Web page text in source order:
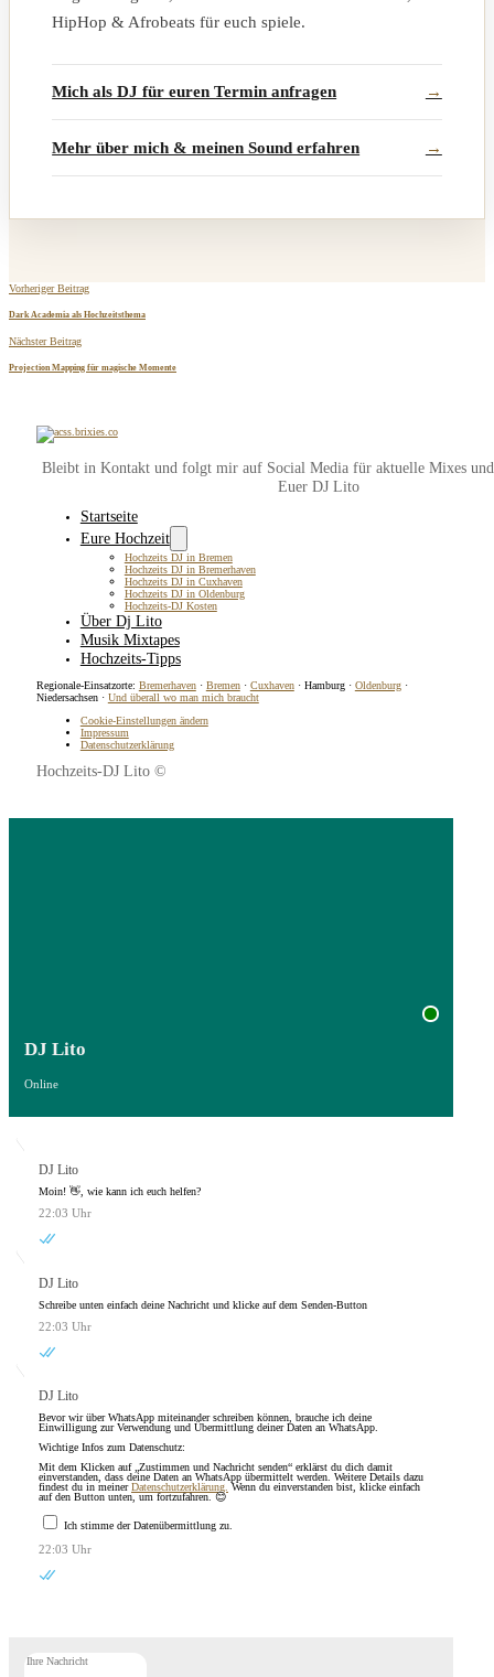
HipHop & Afrobeats für euch spiele.
Mich als DJ für euren Termin anfragen
Mehr über mich & meinen Sound erfahren
Vorheriger Beitrag
Dark Academia als Hochzeitsthema
Nächster Beitrag
Projection Mapping für magische Momente
Bleibt in Kontakt und folgt mir auf Social Media für aktuelle Mixes
Euer DJ Lito
Startseite
Eure Hochzeit
Hochzeits DJ in Bremen
Hochzeits DJ in Bremerhaven
Hochzeits DJ in Cuxhaven
Hochzeits DJ in Oldenburg
Hochzeits-DJ Kosten
Über Dj Lito
Musik Mixtapes
Hochzeits-Tipps
Regionale-Einsatzorte: Bremerhaven· Bremen· Cuxhaven· Hamburg · Oldenburg·
Niedersachsen · Und überall wo man mich braucht
Cookie-Einstellungen ändern
Impressum
Datenschutzerklärung
Hochzeits-DJ Lito ©
DJ Lito
Online
DJ Lito
Moin! 👋, wie kann ich euch helfen?
22:03 Uhr
DJ Lito
Schreibe unten einfach deine Nachricht und klicke auf dem Senden-Button
22:03 Uhr
DJ Lito
Bevor wir über WhatsApp miteinander schreiben können, brauche ich deine
Einwilligung zur Verwendung und Übermittlung deiner Daten an WhatsApp.
Wichtige Infos zum Datenschutz:
Mit dem Klicken auf „Zustimmen und Nachricht senden“ erklärst du dich damit
einverstanden, dass deine Daten an WhatsApp übermittelt werden. Weitere Details dazu
findest du in meinerDatenschutzerklärung. Wenn du einverstanden bist, klicke einfach
auf den Button unten, um fortzufahren. 😊
Ich stimme der Datenübermittlung zu.
22:03 Uhr